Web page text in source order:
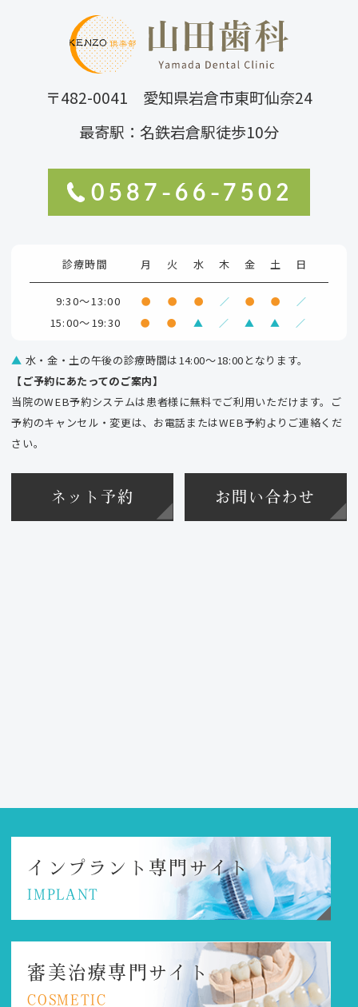
〒482-0041 愛知県岩倉市東町仙奈24
最寄駅：名鉄岩倉駅徒歩10分
0587-66-7502
診療時間 月 火 水 木 金 土 日
9:30～13:00 ● ● ● ／ ● ● ／
15:00～19:30 ● ● ▲ ／ ▲ ▲ ／
▲ 水・金・土の午後の診療時間は14:00～18:00となります。
【ご予約にあたってのご案内】
当院のWEB予約システムは患者様に無料でご利用いただけます。ご
予約のキャンセル・変更は、お電話またはWEB予約よりご連絡くだ
さい。
ネット予約 お問い合わせ
インプラント 専門サイト
IMPLANT
審美治療専門サイト
COSMETIC